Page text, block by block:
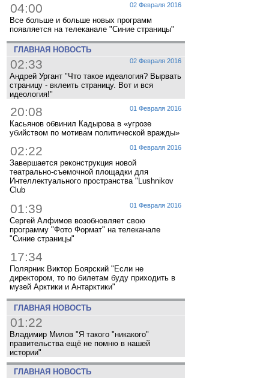
02 Февраля 2016
04:00
Все больше и больше новых программ
появляется на телеканале "Синие страницы"
ГЛАВНАЯ НОВОСТЬ
02 Февраля 2016
02:33
Андрей Ургант "Что такое идеалогия? Вырвать
страницу - вклеить страницу. Вот и вся
идеология!"
01 Февраля 2016
20:08
Касьянов обвинил Кадырова в «угрозе
убийством по мотивам политической вражды»
01 Февраля 2016
02:22
Завершается реконструкция новой
театрально-съемочной площадки для
Интеллектуального пространства "Lushnikov
Club
01 Февраля 2016
01:39
Сергей Алфимов возобновляет свою
программу "Фото Формат" на телеканале
"Синие страницы"
17:34
Полярник Виктор Боярский "Если не
директором, то по билетам буду приходить в
музей Арктики и Антарктики"
ГЛАВНАЯ НОВОСТЬ
01:22
Владимир Милов "Я такого "никакого"
правительства ещё не помню в нашей
истории"
ГЛАВНАЯ НОВОСТЬ